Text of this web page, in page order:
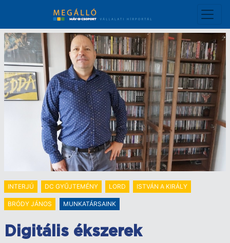
tartalomra
INTERJÚ DC GYŰJTEMÉNY LORD ISTVÁN A KIRÁLY
BRÓDY JÁNOS MUNKATÁRSAINK
Digitális ékszerek